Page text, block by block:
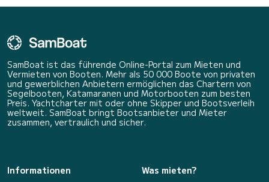
SamBoat ist das führende Online-Portal zum Mieten und
Vermieten von Booten. Mehr als 50 000 Boote von privaten
und gewerblichen Anbietern ermöglichen das Chartern von
Segelbooten, Katamaranen und Motorbooten zum besten
Preis. Yachtcharter mit oder ohne Skipper und Bootsverleih
weltweit. SamBoat bringt Bootsanbieter und Mieter
zusammen, vertraulich und sicher.
Informationen
Was mieten?